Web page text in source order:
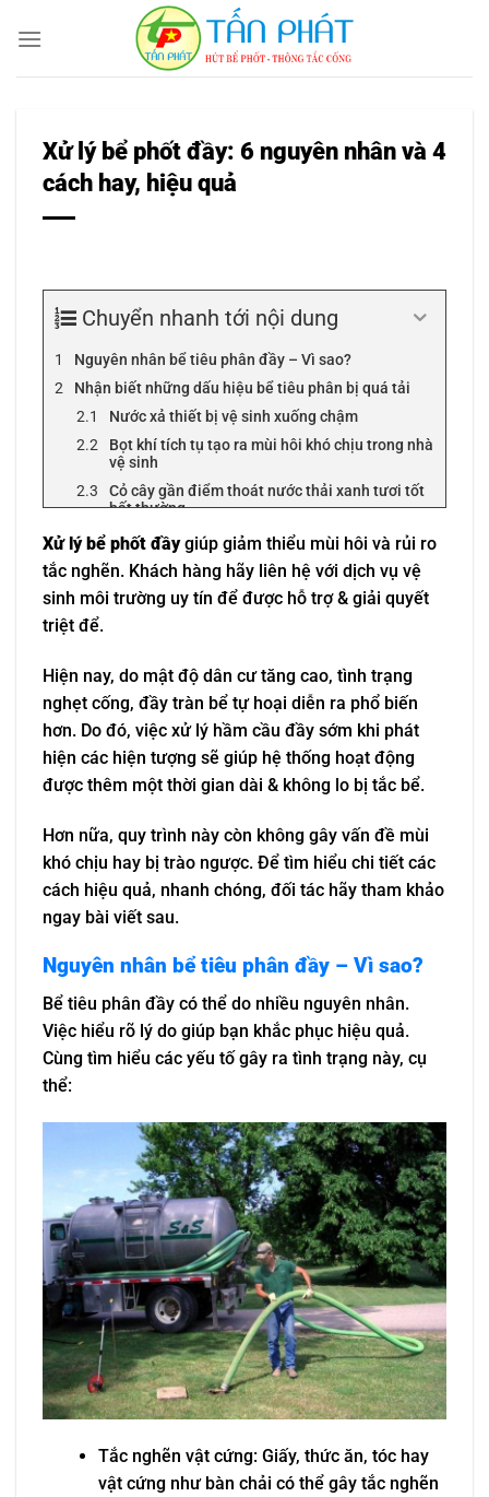
qua
Xử lý bể phốt đầy: 6 nguyên nhân và 4
cách hay, hiệu quả
Chuyển nhanh tới nội dung
Nguyên nhân bể tiêu phân đầy – Vì sao?
Nhận biết những dấu hiệu bể tiêu phân bị quá tải
Nước xả thiết bị vệ sinh xuống chậm
Bọt khí tích tụ tạo ra mùi hôi khó chịu trong nhà
vệ sinh
Cỏ cây gần điểm thoát nước thải xanh tươi tốt
bất thường
Nồng độ Nitrat tăng đột ngột và vượt mức cao
Que đo mức chất thải hữu cơ trong bể chứa
của hệ thống xử lý bể phốt cao
Nước thải hàm cầu tràn ra ngoài
Liên hệ ngay với dịch vụ xử lý bể phốt đầy
Khắc phục hầm cầu đầy bằng thuốc chuyên
dụng
Men vi sinh giúp xử lý bể phốt đầy
Trộn Baking Soda + giấm/chanh khắc phục
Gọi ngay Tấn Phát để xử lý bể phốt đầy
Xử lý bể phốt đầygiúp giảm thiểu mùi hôi và rủi ro
tắc nghẽn. Khách hàng hãy liên hệ với dịch vụ vệ
sinh môi trường uy tín để được hỗ trợ & giải quyết
triệt để.
Hiện nay, do mật độ dân cư tăng cao, tình trạng
nghẹt cống, đầy tràn bể tự hoại diễn ra phổ biến
hơn. Do đó, việc xử lý hầm cầu đầy sớm khi phát
hiện các hiện tượng sẽ giúp hệ thống hoạt động
được thêm một thời gian dài & không lo bị tắc bể.
Hơn nữa, quy trình này còn không gây vấn đề mùi
khó chịu hay bị trào ngược. Để tìm hiểu chi tiết các
cách hiệu quả, nhanh chóng, đối tác hãy tham khảo
ngay bài viết sau.
Nguyên nhân bể tiêu phân đầy – Vì sao?
Bể tiêu phân đầy có thể do nhiều nguyên nhân.
Việc hiểu rõ lý do giúp bạn khắc phục hiệu quả.
Cùng tìm hiểu các yếu tố gây ra tình trạng này, cụ
thể:
Tắc nghẽn vật cứng: Giấy, thức ăn, tóc hay
vật cứng như bàn chải có thể gây tắc nghẽn